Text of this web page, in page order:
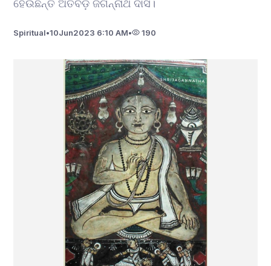
ହେଉଛନ୍ତି ଅତିବଡ଼ି ଜଗନ୍ନାଥ ଦାସ।
Spiritual•10Jun2023 6:10 AM• 190